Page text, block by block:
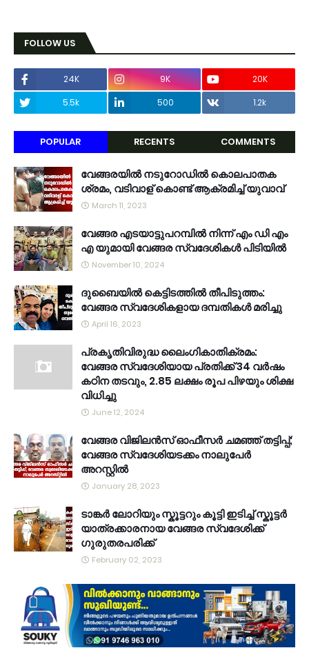
FOLLOW US
24K 9K
20K
5.5k
500 1.2k
POPULAR RECENTS COMMENTS
വേങ്ങരയിൽ നടുറോഡിൽ കൊലപാതക
ശ്രമം, വടിവാള് കൊണ്ട് ആക്രമിച്ച് യുവാവ്
March 11, 2023
വേങ്ങര എടയാട്ടുപറമ്പിൽ നിന്ന് എം ഡി എം
എ യുമായി വേങ്ങര സ്വദേശികൾ പിടിയിൽ
November 10, 2024
ദുബൈയിൽ കെട്ടിടത്തിൽ തീപിടുത്തം:
വേങ്ങര സ്വദേശികളായ ദമ്പതികൾ മരിച്ചു
April 16, 2023
പ്രകൃതിവിരുദ്ധ ലൈംഗികാതിക്രമം:
വേങ്ങര സ്വദേശിയായ പ്രതിക്ക് 34 വര്‍ഷം
കഠിന തടവും, 2.85 ലക്ഷം രൂപ പിഴയും ശിക്ഷ
വിധിച്ചു
June 12, 2024
വേങ്ങര വിജിലൻസ് ഓഫീസർ ചമഞ്ഞ് തട്ടിപ്പ്;
വേങ്ങര സ്വദേശിയടക്കം നാലുപേർ
അറസ്റ്റിൽ
January 28, 2023
ടാങ്കർ ലോറിയും സ്കൂട്ടറും കൂട്ടി ഇടിച്ച് സ്കൂട്ടർ
യാത്രക്കാരനായ വേങ്ങര സ്വദേശിക്ക്
ഗുരുതരപരിക്ക്
February 02, 2023